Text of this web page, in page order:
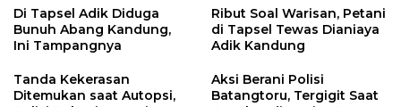
Di Tapsel Adik Diduga
Bunuh Abang Kandung,
Ini Tampangnya
Ribut Soal Warisan, Petani
di Tapsel Tewas Dianiaya
Adik Kandung
Tanda Kekerasan
Ditemukan saat Autopsi,
Aksi Berani Polisi
Batangtoru, Tergigit Saat